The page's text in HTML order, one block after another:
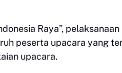
Raya”,
peserta upacara yang
upacara.